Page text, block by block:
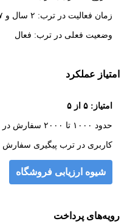
زمان فعالیت در ترب: ۲ سال و ۷ ماه
وضعیت فعلی در ترب: فعال
امتیاز عملکرد
امتیاز: ۵ از ۵
حدود ۱۰۰۰ تا ۲۰۰۰ سفارش در ۹۰ روز اخیر فعالیت در ترب
کاربری در ترب پیگیری
شیوه ارزیابی فروشگاه
رویه‌های پرداخت